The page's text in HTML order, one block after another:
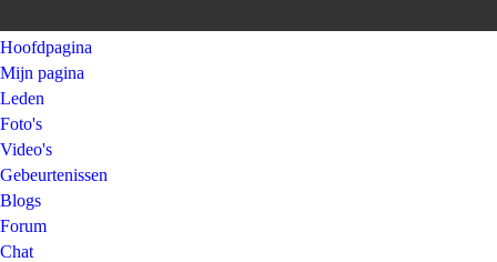
Hoofdpagina
Mijn pagina
Leden
Foto's
Video's
Gebeurtenissen
Blogs
Forum
Chat